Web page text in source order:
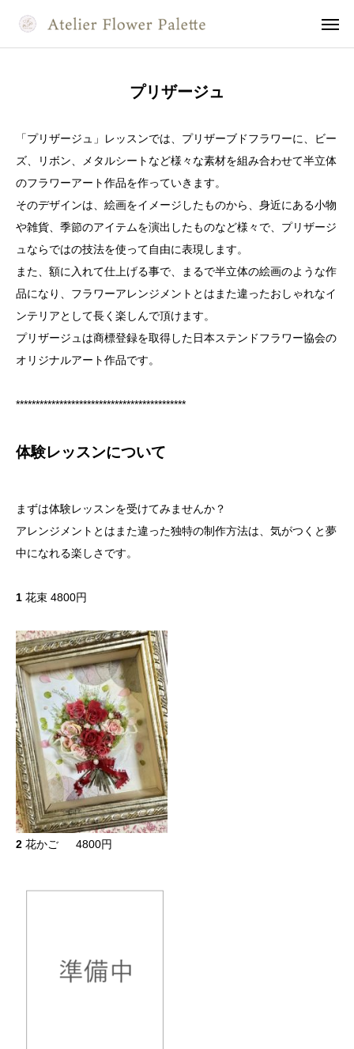
プリザージュ
「プリザージュ」レッスンでは、プリザーブドフラワーに、ビー
ズ、リボン、メタルシートなど様々な素材を組み合わせて半立体
のフラワーアート作品を作っていきます。
そのデザインは、絵画をイメージしたものから、身近にある小物
や雑貨、季節のアイテムを演出したものなど様々で、プリザージ
ュならではの技法を使って自由に表現します。
また、額に入れて仕上げる事で、まるで半立体の絵画のような作
品になり、フラワーアレンジメントとはまた違ったおしゃれなイ
ンテリアとして長く楽しんで頂けます。
プリザージュは商標登録を取得した日本ステンドフラワー協会の
オリジナルアート作品です。
*******************************************
体験レッスンについて
まずは体験レッスンを受けてみませんか？
アレンジメントとはまた違った独特の制作方法は、気がつくと夢
中になれる楽しさです。
1 花束 4800円
2 花かご 4800円
お問い合わせフォーム レッスン カレンダー
ホーム
当教室について
講師のご紹介
プリザージュ